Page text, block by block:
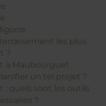
les plus
?
à Maubourguet :
un tel projet ?
: quels sont les outils
?